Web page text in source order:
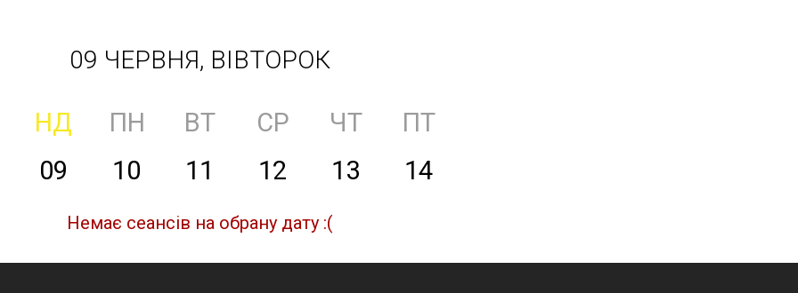
09 ЧЕРВНЯ, ВІВТОРОК
НД ПН ВТ СР ЧТ
ПТ
09 10 11 12 13 14
Немає сеансів на обрану дату :(